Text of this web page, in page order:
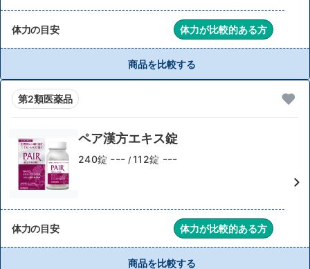
体力の目安 体力が比較的ある方
商品を比較する
第2類医薬品
ペア漢方エキス錠
240錠 --- / 112錠 ---
体力の目安 体力が比較的ある方
商品を比較する